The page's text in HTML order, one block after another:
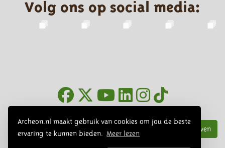
Archeon.nl maakt gebruik van cookies om jou de beste
ervaring te kunnen bieden.
Meer lezen
Volg ons op social media:
Inschrijven